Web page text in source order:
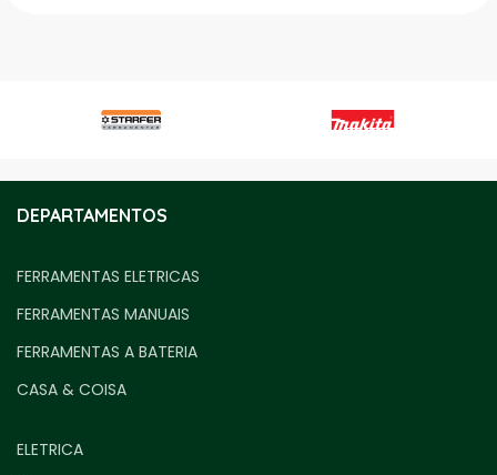
DEPARTAMENTOS
FERRAMENTAS ELETRICAS
FERRAMENTAS MANUAIS
FERRAMENTAS A BATERIA
CASA & COISA
ELETRICA